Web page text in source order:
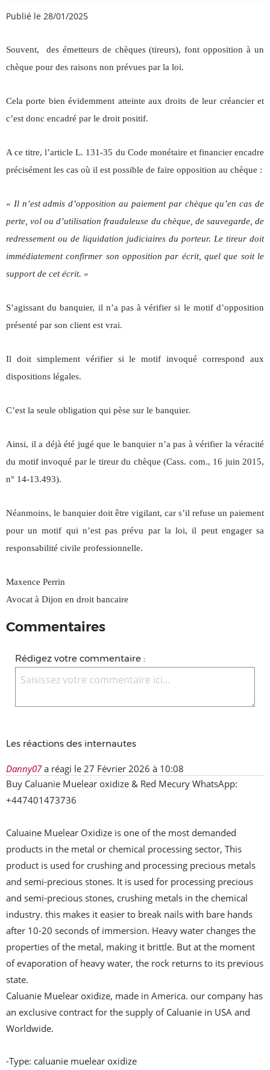
Publié le 28/01/2025
Souvent, des émetteurs de chèques (tireurs), font opposition à un
chèque pour des raisons non prévues par la loi.
Cela porte bien évidemment atteinte aux droits de leur créancier et
c’est donc encadré par le droit positif.
A ce titre, l’article L. 131-35 du Code monétaire et financier encadre
précisément les cas où il est possible de faire opposition au chèque :
« Il n’est admis d’opposition au paiement par chèque qu’en cas de
perte, vol ou d’utilisation frauduleuse du chèque, de sauvegarde, de
redressement ou de liquidation judiciaires du porteur. Le tireur doit
immédiatement confirmer son opposition par écrit, quel que soit le
support de cet écrit. »
S’agissant du banquier, il n’a pas à vérifier si le motif d’opposition
présenté par son client est vrai.
Il doit simplement vérifier si le motif invoqué correspond aux
dispositions légales.
C’est la seule obligation qui pèse sur le banquier.
Ainsi, il a déjà été jugé que le banquier n’a pas à vérifier la véracité
du motif invoqué par le tireur du chèque (Cass. com., 16 juin 2015,
n° 14-13.493).
Néanmoins, le banquier doit être vigilant, car s’il refuse un paiement
pour un motif qui n’est pas prévu par la loi, il peut engager sa
responsabilité civile professionnelle.
Maxence Perrin
Avocat à Dijon en droit bancaire
Commentaires
Rédigez votre commentaire :
Les réactions des internautes
Danny07a réagi le 27 Février 2026 à 10:08
Buy Caluanie Muelear oxidize & Red Mecury WhatsApp:
+447401473736
Caluaine Muelear Oxidize is one of the most demanded
products in the metal or chemical processing sector, This
product is used for crushing and processing precious metals
and semi-precious stones. It is used for processing precious
and semi-precious stones, crushing metals in the chemical
industry. this makes it easier to break nails with bare hands
after 10-20 seconds of immersion. Heavy water changes the
properties of the metal, making it brittle. But at the moment
of evaporation of heavy water, the rock returns to its previous
state.
Caluanie Muelear oxidize, made in America. our company has
an exclusive contract for the supply of Caluanie in USA and
Worldwide.
-Type: caluanie muelear oxidize